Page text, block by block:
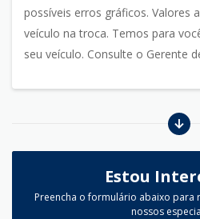
possíveis erros gráficos. Valores
veículo na troca. Temos para
seu veículo. Consulte o Gerente
Estou
Preencha o formulário abaixo para
nossos